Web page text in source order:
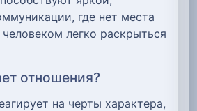
где нет места
легко раскрыться
отношения?
на черты характера,